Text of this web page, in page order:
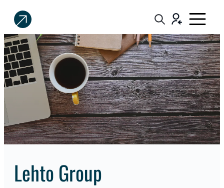
Sijoittaja.fi
Tee
parempia
sijoituspäätöksiä
Lehto Group